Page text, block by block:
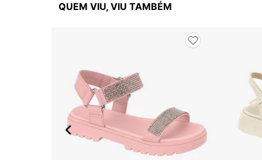
QUEM VIU, VIU TAMBÉM